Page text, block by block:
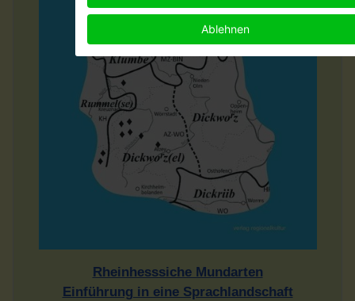
Rheinhesssiche Mundarten
Einführung in eine Sprachlandschaft
Ablehnen